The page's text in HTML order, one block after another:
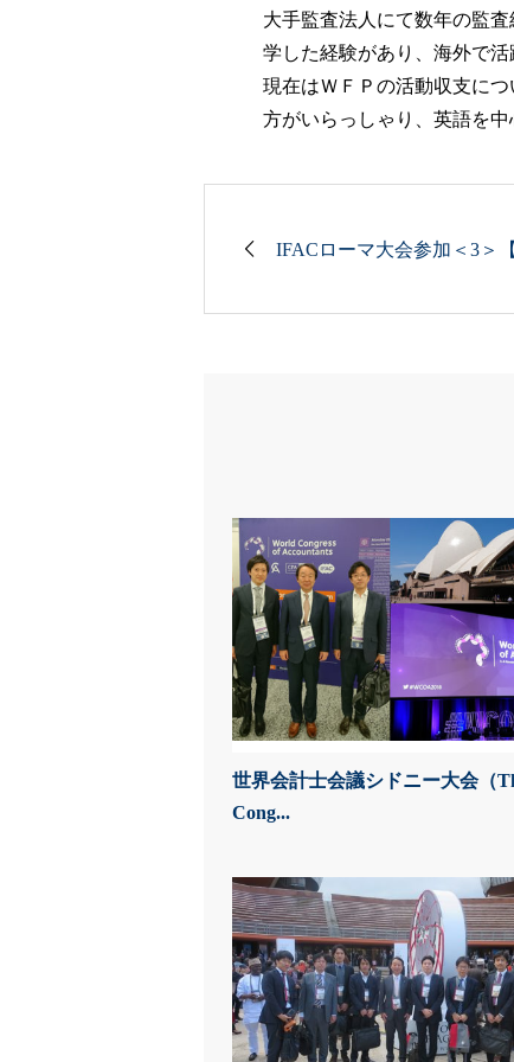
大手監査法人にて数年の監
学した経験があり、海外で
現在はＷＦＰの活動収支に
方がいらっしゃり、英語を
IFACローマ大会参加＜3＞
世界会計士会議シドニー大会（
Cong...